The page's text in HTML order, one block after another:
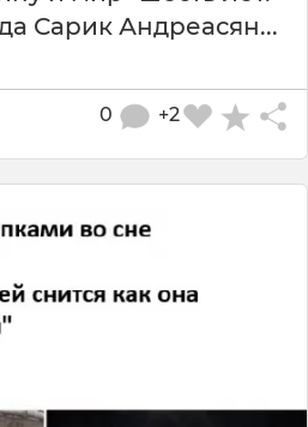
Сарик Андреасян...
+2
0